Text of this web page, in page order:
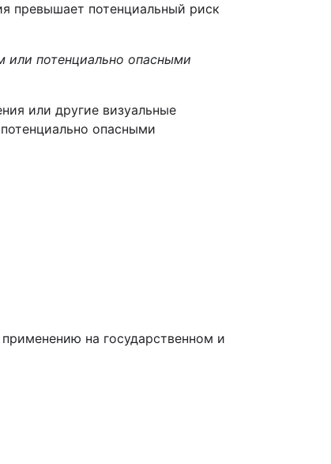
превышает потенциальный риск
или потенциально опасными
или другие визуальные
опасными
на госу­дарственном и